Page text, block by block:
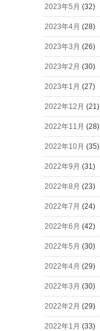
2023年5月 (32)
2023年4月 (28)
2023年3月 (26)
2023年2月 (30)
2023年1月 (27)
2022年12月 (21)
2022年11月 (28)
2022年10月 (35)
2022年9月 (31)
2022年8月 (23)
2022年7月 (24)
2022年6月 (42)
2022年5月 (30)
2022年4月 (29)
2022年3月 (30)
2022年2月 (29)
2022年1月 (33)